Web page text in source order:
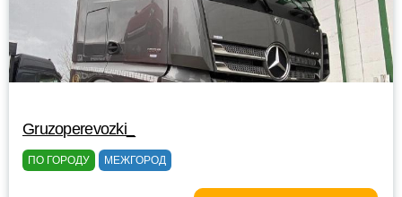
Gruzoperevozki_
ПО ГОРОДУ МЕЖГОРОД